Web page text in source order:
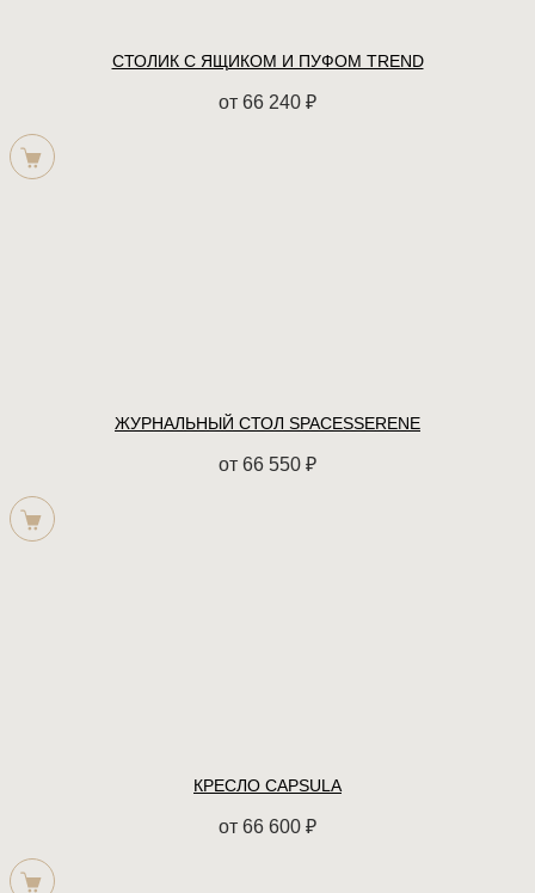
СТОЛИК С ЯЩИКОМ И ПУФОМ TREND
от 66 240 ₽
ЖУРНАЛЬНЫЙ СТОЛ SPACESSERENE
от 66 550 ₽
КРЕСЛО CAPSULA
от 66 600 ₽